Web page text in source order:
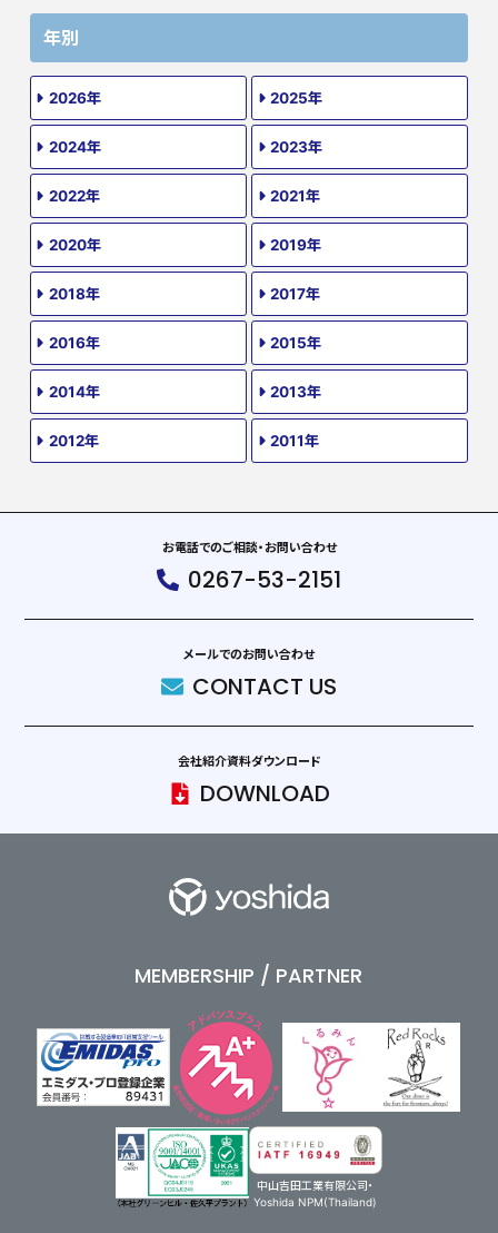
年別
2026年 2025年
2024年 2023年
2022年 2021年
2020年 2019年
2018年 2017年
2016年 2015年
2014年 2013年
2012年 2011年
お電話でのご相談・お問い合わせ
0267-53-2151
メールでのお問い合わせ
CONTACT US
会社紹介資料ダウンロード
DOWNLOAD
MEMBERSHIP / PARTNER
中山吉田工業有限公司・
Yoshida NPM(Thailand)